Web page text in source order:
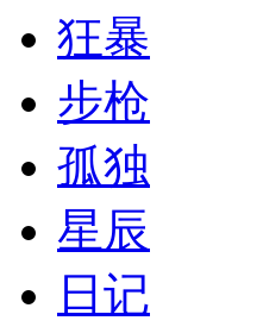
狂暴
步枪
孤独
星辰
日记